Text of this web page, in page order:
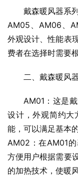
戴森暖风器系
AM05、AM06、
外观设计、性能表
费者在选择时需要
二、戴森暖风
AM01：这是
设计，外观简约大
能，可以满足基本
AM02：在AM01
方便用户根据需要
的加热技术，使暖